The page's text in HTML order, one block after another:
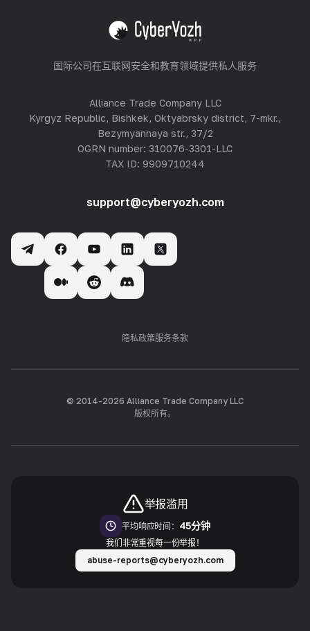
查看全部
国际公司在互联网安全和教育领域提供私人服务
Alliance Trade Company LLC
Kyrgyz Republic, Bishkek, Oktyabrsky district, 7-mkr.,
Bezymyannaya str., 37/2
OGRN number: 310076-3301-LLC
TAX ID: 9909710244
support@cyberyozh.com
隐私政策服务条款
© 2014-2026 Alliance Trade Company LLC
版权所有。
举报滥用
平均响应时间： 45分钟
我们非常重视每一份举报！
abuse-reports@cyberyozh.com